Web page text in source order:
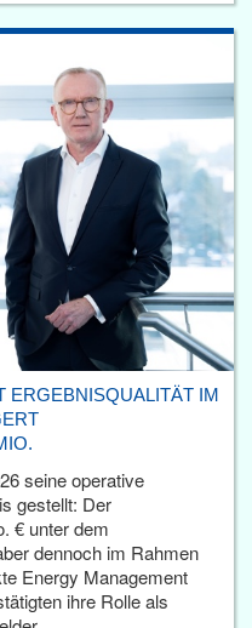
ERGEBNISQUALITÄT IM
seine operative
gestellt: Der
€ unter dem
dennoch im Rahmen
Energy Management
ihre Rolle als